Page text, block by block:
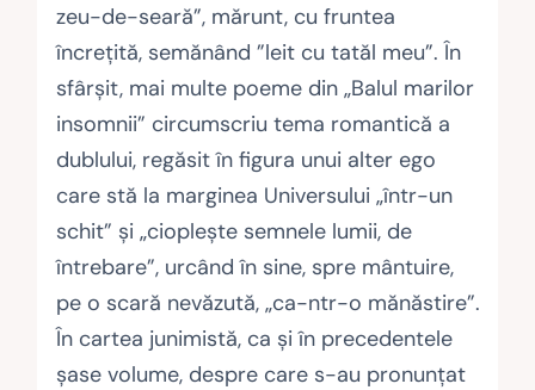
zeu-de-seară”, mărunt, cu fruntea
încrețită, semănând ”leit cu tatăl meu”. În
sfârșit, mai multe poeme din „Balul marilor
insomnii” circumscriu tema romantică a
dublului, regăsit în figura unui alter ego
care stă la marginea Universului „într-un
schit” și „cioplește semnele lumii, de
întrebare”, urcând în sine, spre mântuire,
pe o scară nevăzută, „ca-ntr-o mănăstire”.
În cartea junimistă, ca și în precedentele
șase volume, despre care s-au pronunțat